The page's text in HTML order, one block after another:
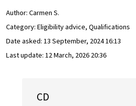
Author: Carmen S.
Category: Eligibility advice, Qualifications
Date asked: 13 September, 2024 16:13
Last update: 12 March, 2026 20:36
CD